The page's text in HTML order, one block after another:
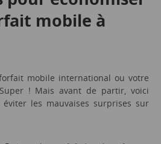
mobile à
mobile international ou votre
! Mais avant de partir, voici
les mauvaises surprises sur